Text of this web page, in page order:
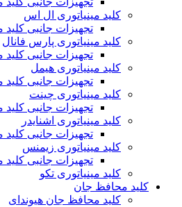
کلید مینیاتوری ال اس
تجهیزات جانبی کلید
کلید مینیاتوری پارس فانال
تجهیزات جانبی کلید
کلید مینیاتوری هیمل
تجهیزات جانبی کلید
کلید مینیاتوری چینت
تجهیزات جانبی کلید
کلید مینیاتوری اشنایدر
تجهیزات جانبی کلید
کلید مینیاتوری زیمنس
تجهیزات جانبی کلید
کلید مینیاتوری تکو
کلید محافظ جان
کلید محافظ جان هیوندای